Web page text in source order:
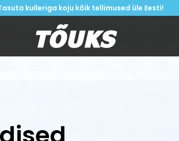
kulleriga koju kõik tellimused üle Eesti!